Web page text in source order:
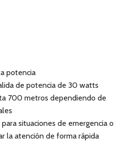
potencia
de potencia de 30 watts
700 metros dependiendo de
situaciones de emergencia o
la atención de forma rápida